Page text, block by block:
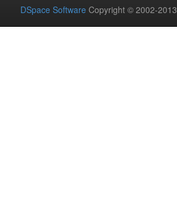
DSpace Software Copyright © 2002-2013